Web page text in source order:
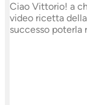
Ciao Vittorio! a
video ricetta
successo poterla